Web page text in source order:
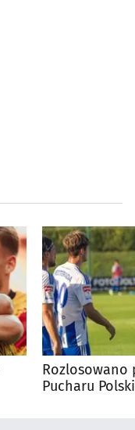
Rozlosowano
Pucharu Polski